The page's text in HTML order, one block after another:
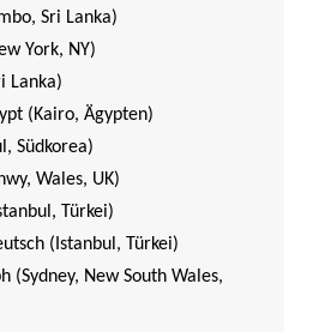
Sri Lanka)
York, NY)
Lanka)
(Kairo, Ägypten)
Südkorea)
Wales, UK)
Türkei)
(Istanbul, Türkei)
(Sydney, New South Wales,